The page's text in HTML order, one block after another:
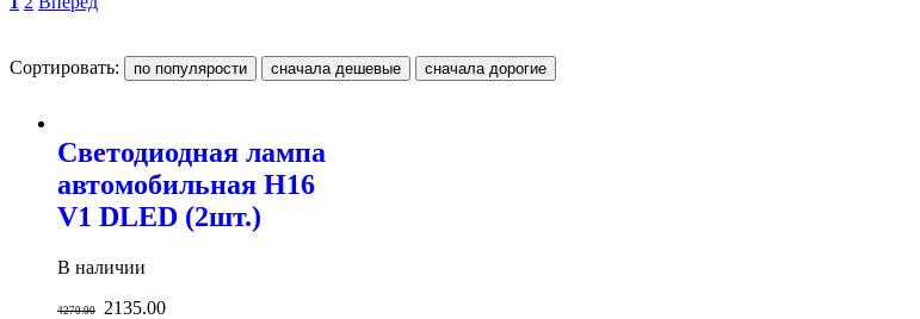
Сортировать:
Светодиодная лампа
автомобильная H16
V1 DLED (2шт.)
В наличии
4270.00 2135.00